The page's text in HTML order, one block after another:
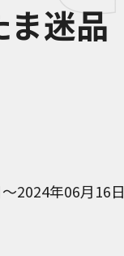
迷品
2024年06月16日